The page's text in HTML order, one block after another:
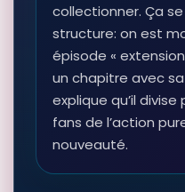
collectionner. Ça
structure: on est
épisode «
un chapitre avec
explique qu’il
fans de l’action
nouveauté.